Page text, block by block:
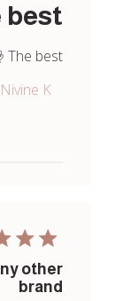
👌
The best 👌
Nivine K.
other
brand